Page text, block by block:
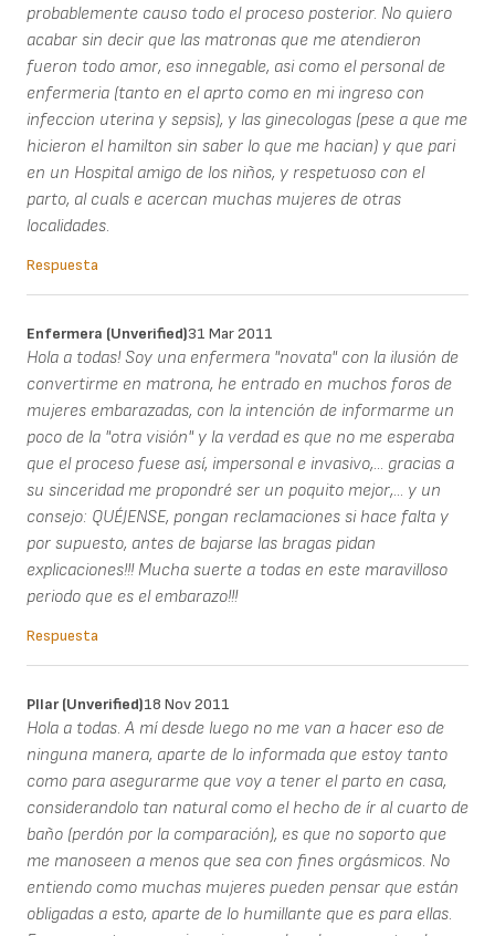
probablemente causo todo el proceso posterior. No quiero
acabar sin decir que las matronas que me atendieron
fueron todo amor, eso innegable, asi como el personal de
enfermeria (tanto en el aprto como en mi ingreso con
infeccion uterina y sepsis), y las ginecologas (pese a que me
hicieron el hamilton sin saber lo que me hacian) y que pari
en un Hospital amigo de los niños, y respetuoso con el
parto, al cuals e acercan muchas mujeres de otras
localidades.
Respuesta
Enfermera (unverified)31 Mar 2011
Hola a todas! Soy una enfermera "novata" con la ilusión de
convertirme en matrona, he entrado en muchos foros de
mujeres embarazadas, con la intención de informarme un
poco de la "otra visión" y la verdad es que no me esperaba
que el proceso fuese así, impersonal e invasivo,... gracias a
su sinceridad me propondré ser un poquito mejor,... y un
consejo: QUÉJENSE, pongan reclamaciones si hace falta y
por supuesto, antes de bajarse las bragas pidan
explicaciones!!! Mucha suerte a todas en este maravilloso
periodo que es el embarazo!!!
Respuesta
PIlar (unverified)18 Nov 2011
Hola a todas. A mí desde luego no me van a hacer eso de
ninguna manera, aparte de lo informada que estoy tanto
como para asegurarme que voy a tener el parto en casa,
considerandolo tan natural como el hecho de ír al cuarto de
baño (perdón por la comparación), es que no soporto que
me manoseen a menos que sea con fines orgásmicos. No
entiendo como muchas mujeres pueden pensar que están
obligadas a esto, aparte de lo humillante que es para ellas.